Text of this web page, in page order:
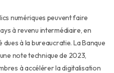
numériques peuvent faire
à revenu intermédiaire, en
à la bureaucratie. La Banque
note technique de 2023,
à accélérer la digitalisation